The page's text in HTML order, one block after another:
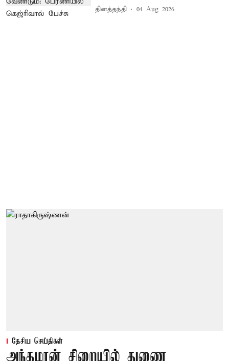
தினத்தந்தி 04 Aug 2026
தேசிய செய்திகள்
அந்தமான் சிறையில் துணை